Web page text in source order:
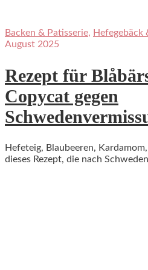
Backen & Patisserie, Hefegebäck
August 2025
Rezept für
Copycat gegen
Hefeteig, Blaubeeren,
dieses Rezept, die nach